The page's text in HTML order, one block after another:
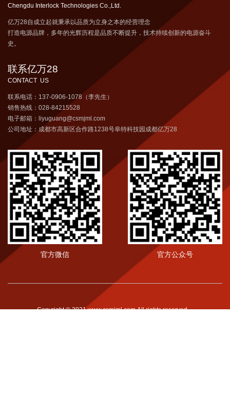
Chengdu Interlock Technologies Co.,Ltd.
亿万28自成立起就秉承以品质为立身之本的经营理念
打造电源品牌，多年的光辉历程是品质不断提升，技术持续创新的电源奋斗
史。
联系亿万28
CONTACT US
联系电话：137-0906-1078（李先生）
销售热线：028-84215528
电子邮箱：liyuguang@csmjml.com
公司地址：成都市高新区合作路1238号阜特科技园成都亿万28
官方微信 官方公众号
Copyright © 2021,www.csmjml.com,All rights reserved